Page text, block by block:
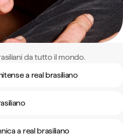
da tutto il mondo.
a real brasiliano
a real brasiliano